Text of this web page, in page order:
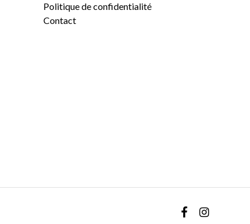
Politique de confidentialité
Contact
facebookinstagram